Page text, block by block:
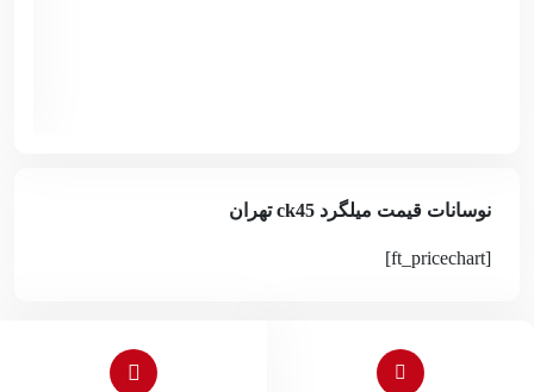
نوسانات قیمت میلگرد ck45 تهران
[ft_pricechart]